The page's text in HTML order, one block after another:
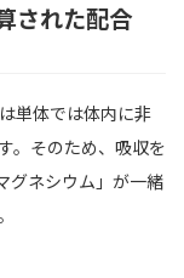
された配合
単体では体内に非
。そのため、吸収を
グネシウム」が一緒